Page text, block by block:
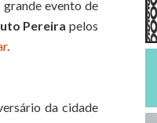
evento de
Pereira pelos
.
da cidade